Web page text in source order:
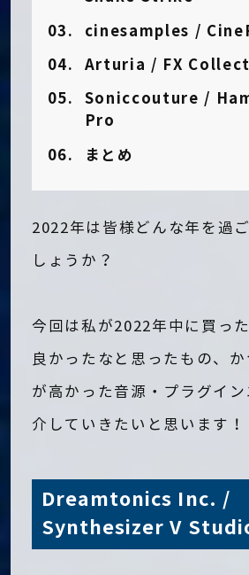
cinesamples /
Arturia / FX
Soniccouture /
Pro
まとめ
2022年は皆様どんな年を過
しょうか？
今回は私が2022年中に買っ
良かったなと思ったもの、
が高かった音源・プラグイ
介していきたいと思います！
Dreamtonics Inc. /
Synthesizer V